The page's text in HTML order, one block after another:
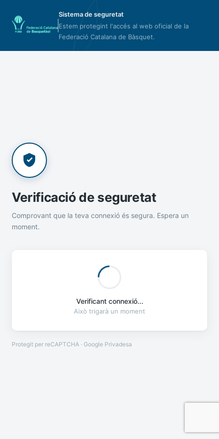
Sistema de seguretat
Estem protegint l'accés al web oficial de la
Federació Catalana de Bàsquet.
Verificació de seguretat
Comprovant que la teva connexió és segura. Espera un
moment.
Verificant connexió...
Això trigarà un moment
Protegit per reCAPTCHA · Google Privadesa